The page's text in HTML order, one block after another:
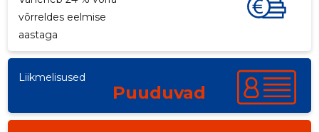
võrreldes eelmise
aastaga
Liikmelisused
Puuduvad